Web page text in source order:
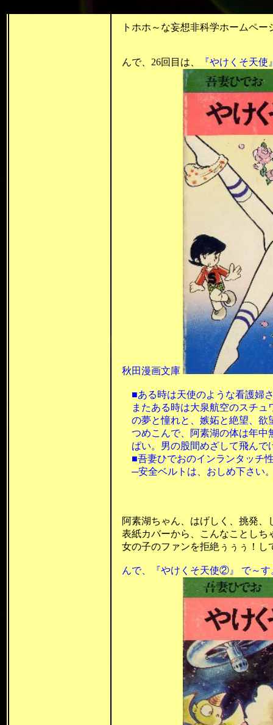
トホホ～な妄想非科学ホームペー
んで、26回目は、 『やけくそ天使
秋田漫画文庫
■ある時は天使のような看護婦
またある時は大泉航空のスチュ
の夢と憧れと、嫉妬と絶望、欲
つめこんで、阿素湖の体は年中
ぱい。男の股間めざして飛んで
■吾妻ひでおのインランタッチ
─安全ベルトは、おしめ下さい
阿素湖ちゃん、はげしく、挑発、
表紙カバーから、こんなことしち
女の子のファンを拒絶ぅぅぅ！し
んで、 『やけくそ天使②』 で～す